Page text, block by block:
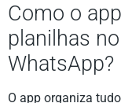
Como o
planilhas
WhatsApp?
O app organiza